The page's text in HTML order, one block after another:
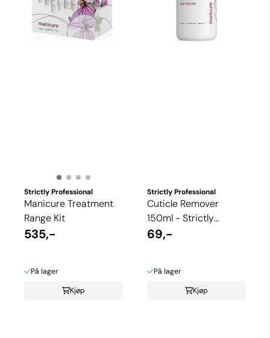
Strictly Professional
Manicure Treatment
Range Kit
535,-
På lager
Kjøp
Strictly Professional
Cuticle Remover
150ml - Strictly
Professional
69,-
På lager
Kjøp